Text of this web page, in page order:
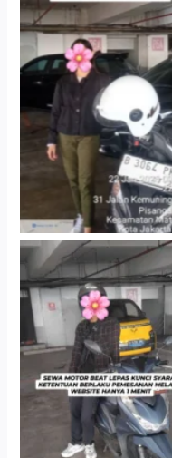
Cityplaza Jatinegara
Gedung Parkir P6A
Cityplaza Jatinegara
Gedung Parkir P6A